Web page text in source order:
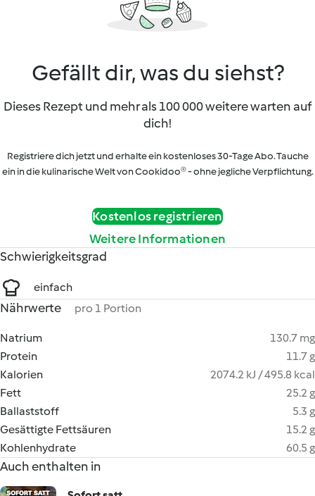
Gefällt dir, was du siehst?
Dieses Rezept und mehr als 100 000 weitere warten auf
dich!
Registriere dich jetzt und erhalte ein kostenloses 30-Tage Abo. Tauche
ein in die kulinarische Welt von Cookidoo® - ohne jegliche Verpflichtung.
Kostenlos registrieren
Weitere Informationen
Schwierigkeitsgrad
einfach
Nährwerte pro 1 Portion
Natrium
130.7 mg
Protein
11.7 g
Kalorien
2074.2 kJ / 495.8 kcal
Fett
25.2 g
Ballaststoff
5.3 g
Gesättigte Fettsäuren
15.2 g
Kohlenhydrate
60.5 g
Auch enthalten in